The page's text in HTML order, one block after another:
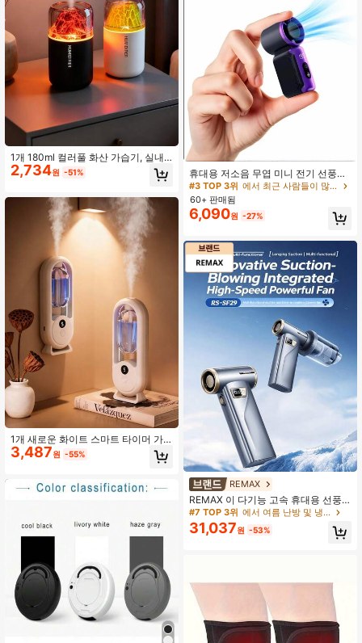
1개 180ml 컬러풀 화산 가습기, 실내
아로마테라피 가습기, USB 전원, 2가
지 작동 모드, 7색 LED 조명, 원통형
선택 가능, 조용한 안개, 가정용 전기
방향제, 화산 효과 향 램프 및 아로마
테라피 에센셜 오일 디퓨저, 룸 데코,
사무실, 거실, 책상, 차량용에 완벽, 여
성 선물. 이 USB 전원 방향제(플러그
인 작동 필요)는 공기 가습 및 보습을
제공하여 당신을 위한 편안한 환경을
조성합니다
2,734원 -51%
1개 새로운 화이트 스마트 타이머 가
습기, 룸 데코 아로마 디퓨저, USB 충
전식 에센셜 오일 디퓨저, 초음파 미스
지 조절 가능한 작동 모드, 공기 청정
기, 조용한 미스트 출력, 침실, 거실, 사
생일/결혼 선물로 사용 가능
3,487원 -55%
휴대용 저소음 무엽 미니 전기 선풍기,
야외, 여행, 사무실 사용에 적합, 여행
액세서리, 배터리 용량: 500mAh, 필
수품
#3 TOP 3위
에서 최근 사람들이 많이 구매하는 새로운 홈 제품 난방 및 냉방 용품
60+ 판매됨
6,090원 -27%
REMAX
REMAX 이 다기능 고속 휴대용 선풍
기는 송풍과 진공 청소 기능을 결합하
여 100단계 무단계 풍량 조절과 디지
털 디스플레이를 제공합니다. 강력한
#7 TOP 3위 에서 여름 난방 및 냉방 용품
31,037원 -53%